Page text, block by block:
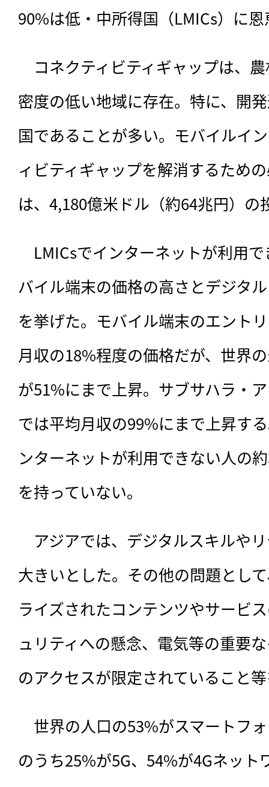
90%は低・中所得国（LMICs）に
コネクティビティギャップは、
密度の低い地域に存在。特に、開
国であることが多い。モバイルイ
ィビティギャップを解消するため
は、4,180億米ドル（約64兆円）
LMICsでインターネットが利用
バイル端末の価格の高さとデジタ
を挙げた。モバイル端末のエント
月収の18%程度の価格だが、世界
が51%にまで上昇。サブサハラ・
では平均月収の99%にまで上昇す
ンターネットが利用できない人の
を持っていない。
アジアでは、デジタルスキルや
大きいとした。その他の問題とし
ライズされたコンテンツやサービ
ュリティへの懸念、電気等の重要
のアクセスが限定されていること
世界の人口の53%がスマートフ
のうち25%が5G、54%が4Gネッ